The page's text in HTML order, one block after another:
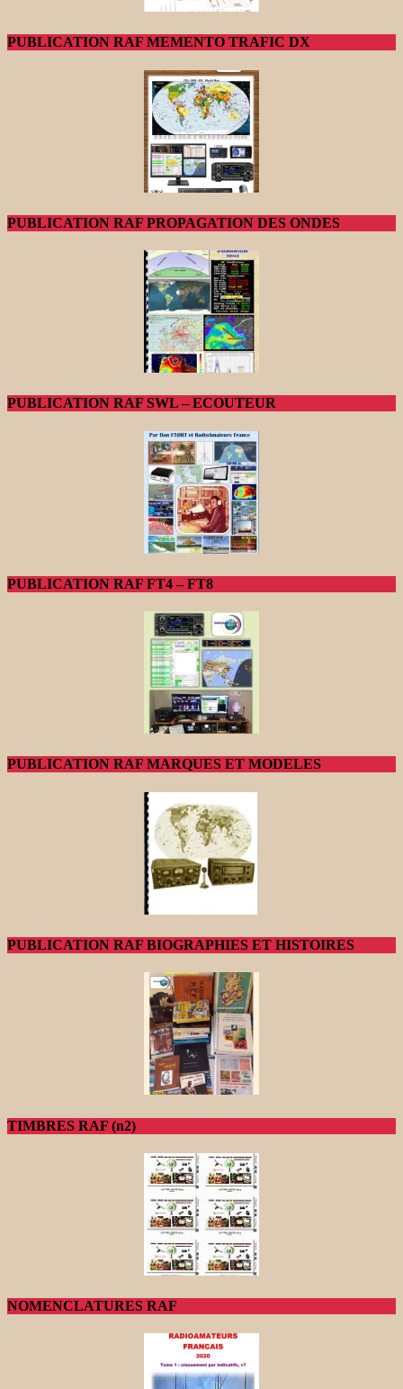
PUBLICATION RAF MEMENTO TRAFIC DX
PUBLICATION RAF PROPAGATION DES ONDES
PUBLICATION RAF SWL – ECOUTEUR
PUBLICATION RAF FT4 – FT8
PUBLICATION RAF MARQUES ET MODELES
PUBLICATION RAF BIOGRAPHIES ET HISTOIRES
TIMBRES RAF (n2)
NOMENCLATURES RAF